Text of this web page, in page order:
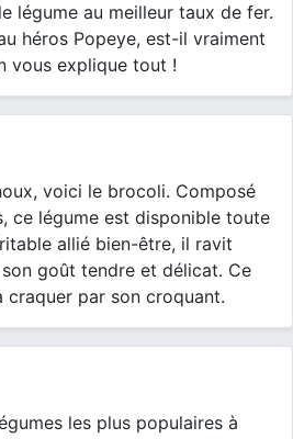
légume au meilleur taux de fer.
héros Popeye, est-il vraiment
vous explique tout !
voici le brocoli. Composé
ce légume est disponible toute
allié bien-être, il ravit
goût tendre et délicat. Ce
par son croquant.
les plus populaires à